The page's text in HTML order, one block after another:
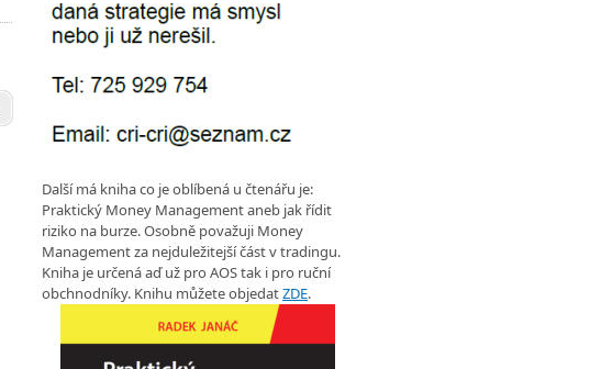
Další má kniha co je oblíbená u čtenářu je:
Praktický Money Management aneb jak řídit
riziko na burze. Osobně považuji Money
Management za nejduležitejší část v tradingu.
Kniha je určená aď už pro AOS tak i pro ruční
obchnodníky. Knihu můžete objedatZDE.